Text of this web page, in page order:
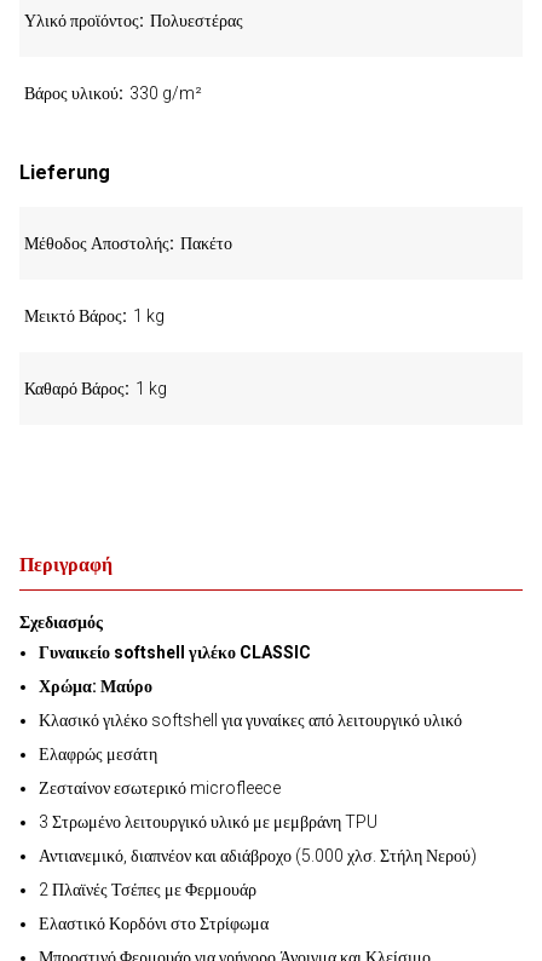
Περιγραφή
Σχεδιασμός
Γυναικείο softshell γιλέκο CLASSIC
Χρώμα: Μαύρο
Κλασικό γιλέκο softshell για γυναίκες από λειτουργικό υλικό
Ελαφρώς μεσάτη
Ζεσταίνον εσωτερικό microfleece
3 Στρωμένο λειτουργικό υλικό με μεμβράνη TPU
Αντιανεμικό, διαπνέον και αδιάβροχο (5.000 χλσ. Στήλη Νερού)
2 Πλαϊνές Τσέπες με Φερμουάρ
Ελαστικό Κορδόνι στο Στρίφωμα
Υλικό προϊόντος Πολυεστέρας
Βάρος υλικού 330 g/m²
Lieferung
Μέθοδος Αποστολής Πακέτο
Μεικτό Βάρος 1 kg
Καθαρό Βάρος 1 kg